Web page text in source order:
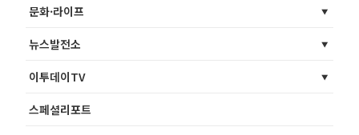
문화·라이프
뉴스발전소
이투데이TV
스페셜리포트